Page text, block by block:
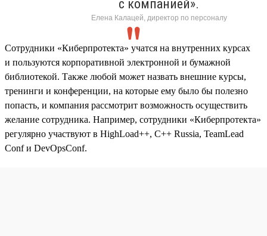
с компанией».
Елена Калацей, директор по персоналу
Сотрудники «Киберпротекта» учатся на внутренних курсах
и пользуются корпоративной электронной и бумажной
библиотекой. Также любой может назвать внешние курсы,
тренинги и конференции, на которые ему было бы полезно
попасть, и компания рассмотрит возможность осуществить
желание сотрудника. Например, сотрудники «Киберпротекта»
регулярно участвуют в HighLoad++, C++ Russia, TeamLead
Conf и DevOpsConf.